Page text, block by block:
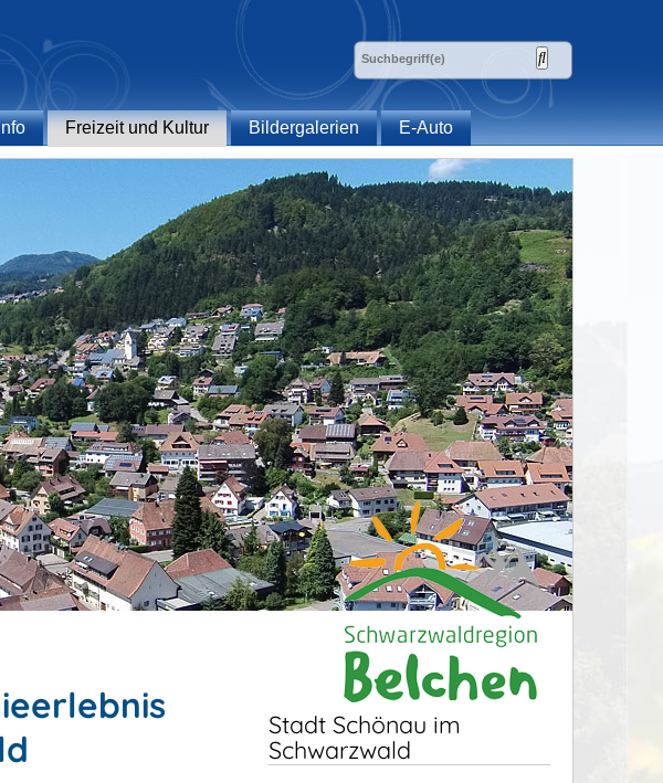
Freizeit und Kultur Bildergalerien
E-Auto
Stadt Schönau im
Schwarzwald